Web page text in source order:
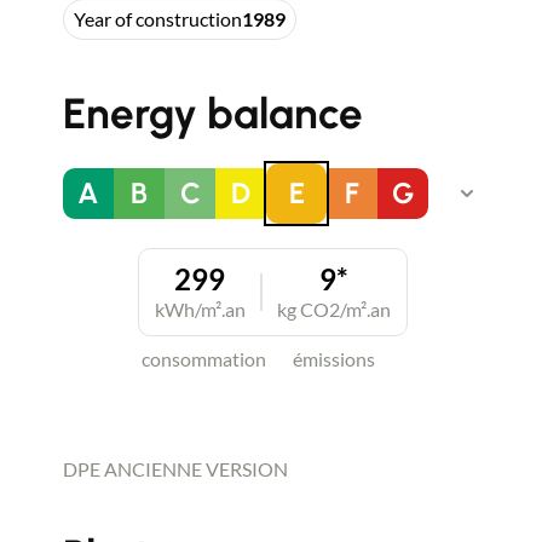
Year of construction1989
Energy balance
A B C D E F G
consommation
299
kWh/m².an
émissions
9*
kg CO2/m².an
DPE ANCIENNE VERSION